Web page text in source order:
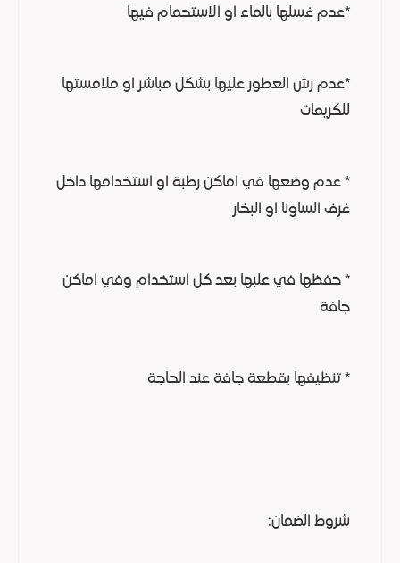
*عدم غسلها بالماء او الاستحمام فيها
*عدم رش العطور عليها بشكل مباشر او ملامستها
للكريمات
* عدم وضعها في اماكن رطبة او استخدامها داخل
غرف الساونا او البخار
* حفظها في علبها بعد كل استخدام وفي اماكن
جافة
* تنظيفها بقطعة جافة عند الحاجة
شروط الضمان: